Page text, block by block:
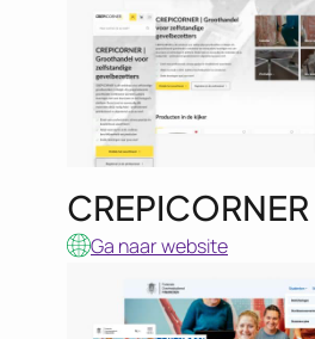
CREPICORNER
Ga naar website